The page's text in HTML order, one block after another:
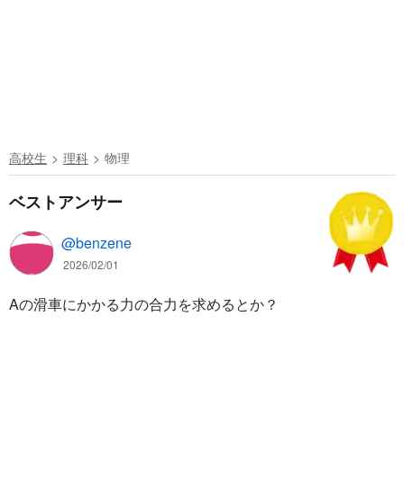
高校生 理科 物理
ベストアンサー
@benzene
2026/02/01
Aの滑車にかかる力の合力を求めるとか？